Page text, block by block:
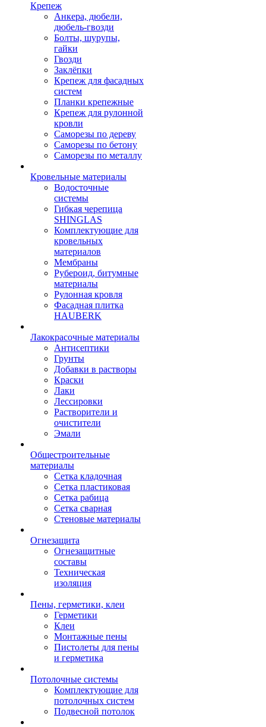
Крепеж
Анкера, дюбели,
дюбель-гвозди
Болты, шурупы,
гайки
Гвозди
Заклёпки
Крепеж для фасадных
систем
Планки крепежные
Крепеж для рулонной
кровли
Саморезы по дереву
Саморезы по бетону
Саморезы по металлу
Кровельные материалы
Водосточные
системы
Гибкая черепица
SHINGLAS
Комплектующие для
кровельных
материалов
Мембраны
Рубероид, битумные
материалы
Рулонная кровля
Фасадная плитка
HAUBERK
Лакокрасочные материалы
Антисептики
Грунты
Добавки в растворы
Краски
Лаки
Лессировки
Растворители и
очистители
Эмали
Общестроительные
материалы
Сетка кладочная
Сетка пластиковая
Сетка рабица
Сетка сварная
Стеновые материалы
Огнезащита
Огнезащитные
составы
Техническая
изоляция
Пены, герметики, клеи
Герметики
Клеи
Монтажные пены
Пистолеты для пены
и герметика
Потолочные системы
Комплектующие для
потолочных систем
Подвесной потолок